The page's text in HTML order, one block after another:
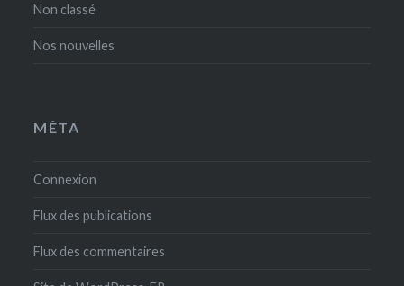
Non classé
Nos nouvelles
MÉTA
Connexion
Flux des publications
Flux des commentaires